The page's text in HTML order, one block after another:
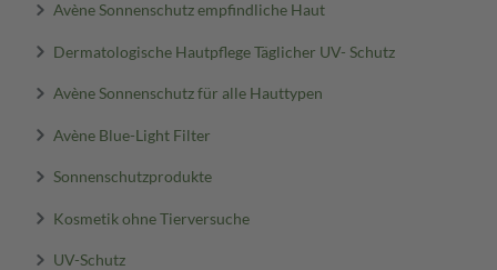
Avène Sonnenschutz empfindliche Haut
Dermatologische Hautpflege Täglicher UV- Schutz
Avène Sonnenschutz für alle Hauttypen
Avène Blue-Light Filter
Sonnenschutzprodukte
Kosmetik ohne Tierversuche
UV-Schutz